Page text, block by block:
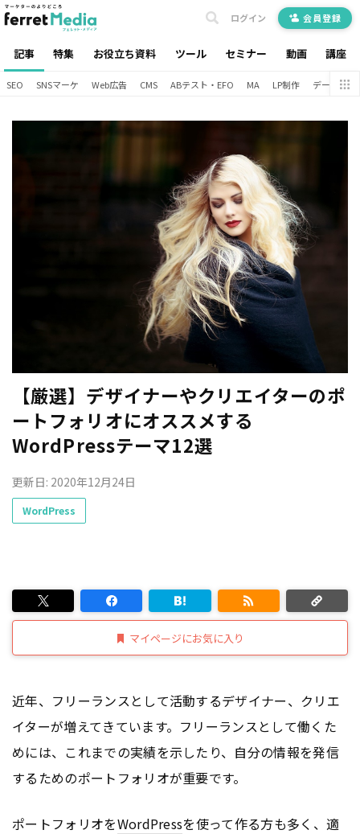
記事 特集 お役立ち資料 ツール セミナー 動画 講座
ログイン 会員登録
SEO SNSマーケ Web広告 CMS ABテスト・EFO MA LP制作 データ分析
【厳選】デザイナーやクリエイターのポ
ートフォリオにオススメする
WordPressテーマ12選
更新日: 2020年12月24日
WordPress
マイページにお気に入り
近年、フリーランスとして活動するデザイナー、クリエ
イターが増えてきています。フリーランスとして働くた
めには、これまでの実績を示したり、自分の情報を発信
するためのポートフォリオが重要です。
ポートフォリオをWordPressを使って作る方も多く、適